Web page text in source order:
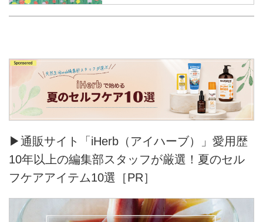
▶通販サイト「iHerb（アイハーブ）」愛用歴
10年以上の編集部スタッフが厳選！夏のセル
フケアアイテム10選［PR］